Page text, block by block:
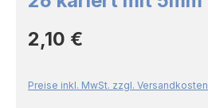
Regulärer Preis:
2,10 €
Preise inkl. MwSt. zzgl. Versandkosten